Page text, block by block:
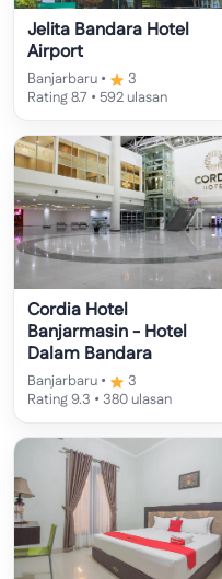
Jelita Bandara Hotel
Airport
Banjarbaru •
3
Rating 8.7 • 592 ulasan
Cordia Hotel
Banjarmasin - Hotel
Dalam Bandara
Banjarbaru •
3
Rating 9.3 • 380 ulasan